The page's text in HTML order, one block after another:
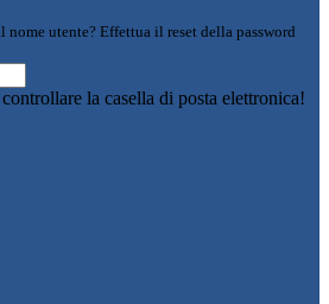
nome utente? Effettua il reset della password
la casella di posta elettronica!